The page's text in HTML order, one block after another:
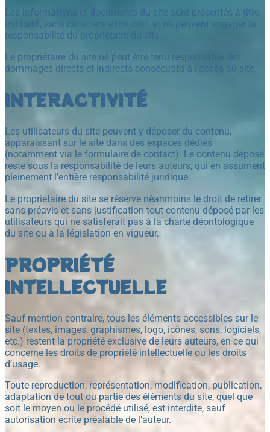
Les informations et documents du site sont présentés à titre
indicatif, sans caractère exhaustif, et ne peuvent engager la
responsabilité du propriétaire du site.
Le propriétaire du site ne peut être tenu responsable des
dommages directs et indirects consécutifs à l’accès au site.
INTERACTIVITÉ
Les utilisateurs du site peuvent y déposer du contenu,
apparaissant sur le site dans des espaces dédiés
(notamment via le formulaire de contact). Le contenu déposé
reste sous la responsabilité de leurs auteurs, qui en assument
pleinement l’entière responsabilité juridique.
Le propriétaire du site se réserve néanmoins le droit de retirer
sans préavis et sans justification tout contenu déposé par les
utilisateurs qui ne satisferait pas à la charte déontologique
du site ou à la législation en vigueur.
PROPRIÉTÉ
INTELLECTUELLE
Sauf mention contraire, tous les éléments accessibles sur le
site (textes, images, graphismes, logo, icônes, sons, logiciels,
etc.) restent la propriété exclusive de leurs auteurs, en ce qui
concerne les droits de propriété intellectuelle ou les droits
d’usage.
Toute reproduction, représentation, modification, publication,
adaptation de tout ou partie des éléments du site, quel que
soit le moyen ou le procédé utilisé, est interdite, sauf
autorisation écrite préalable de l’auteur.